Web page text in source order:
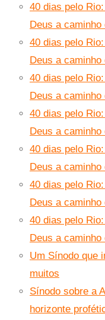
40 dias pelo
Deus a caminho
40 dias pelo
Deus a caminho
40 dias pelo
Deus a caminho
40 dias pelo
Deus a caminho
40 dias pelo
Deus a caminho
40 dias pelo
Deus a caminho
40 dias pelo
Deus a caminho
Um Sínodo que
muitos
Sínodo sobre a
horizonte